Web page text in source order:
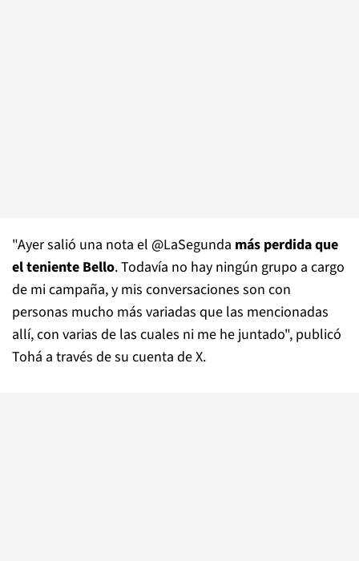
"Ayer salió una nota el @LaSegunda más perdida que
el teniente Bello. Todavía no hay ningún grupo a cargo
de mi campaña, y mis conversaciones son con
personas mucho más variadas que las mencionadas
allí, con varias de las cuales ni me he juntado", publicó
Tohá a través de su cuenta de X.